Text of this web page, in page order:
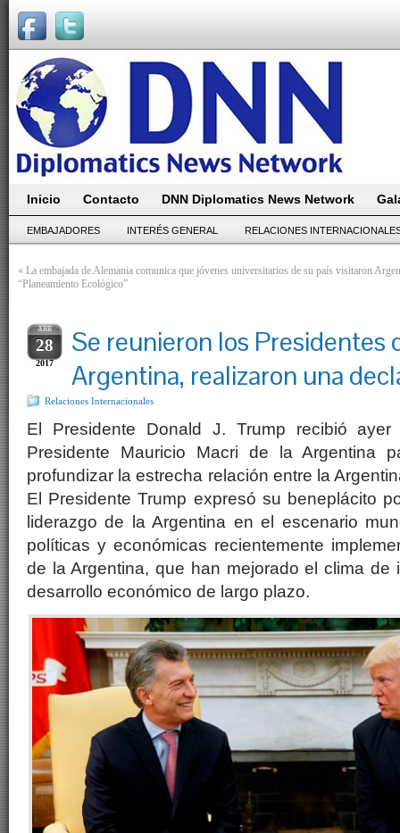
Inicio Contacto DNN Diplomatics News Network
EMBAJADORES INTERÉS GENERAL RELACIONES
« La embajada de Alemania comunica que jóvenes universitarios de su país visitaron
“Planeamiento Ecológico”
ABR
28
2017
Se reunieron los Presidentes
Argentina, realizaron una
Relaciones Internacionales
El Presidente Donald J. Trump recibió
Presidente Mauricio Macri de la Argentina
profundizar la estrecha relación entre la
El Presidente Trump expresó su beneplácito
liderazgo de la Argentina en el escenario
políticas y económicas recientemente
de la Argentina, que han mejorado el clima de
desarrollo económico de largo plazo.